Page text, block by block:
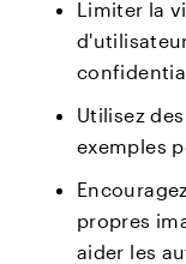
Limiter la
Utilisez
exemples
propres
aider les